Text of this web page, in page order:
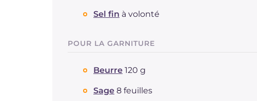
Sel fin à volonté
POUR LA GARNITURE
Beurre 120 g
Sage 8 feuilles